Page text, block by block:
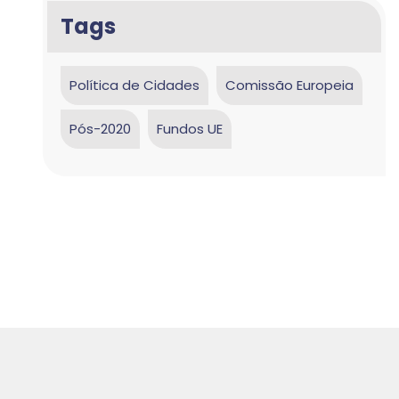
Tags
Política de Cidades Comissão Europeia
Pós-2020 Fundos UE